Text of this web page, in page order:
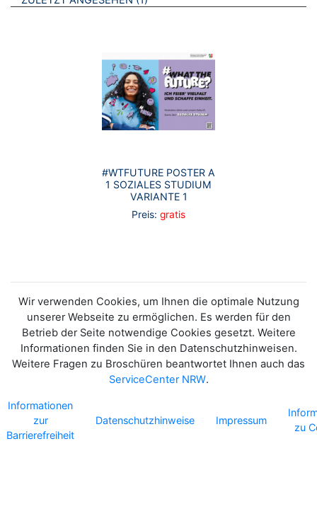
#WTFUTURE POSTER A
1 SOZIALES STUDIUM
VARIANTE 1
Preis: gratis
Wir verwenden Cookies, um Ihnen die optimale Nutzung
unserer Webseite zu ermöglichen. Es werden für den
Betrieb der Seite notwendige Cookies gesetzt. Weitere
Informationen finden Sie in den Datenschutzhinweisen.
Weitere Fragen zu Broschüren beantwortet Ihnen auch das
ServiceCenter NRW.
Informationen
zur
Barrierefreiheit
Datenschutzhinweise Impressum
zu